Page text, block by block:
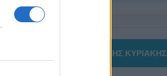
ΤΟ ΠΑΡΟΝ ΤΗΣ ΚΥΡΙΑΚΗΣ